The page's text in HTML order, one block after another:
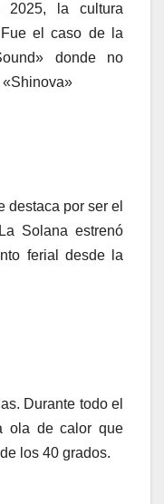
2025, la cultura
el caso de la
donde no
destaca por ser el
Solana estrenó
ferial desde la
Durante todo el
ola de calor que
los 40 grados.